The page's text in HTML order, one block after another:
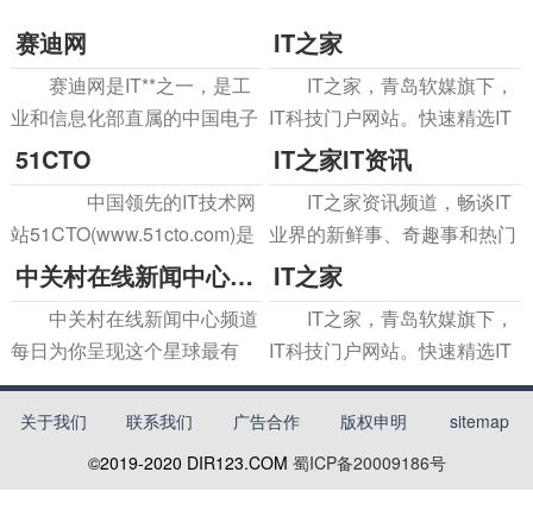
赛迪网
赛迪网是IT**之一，是工
业和信息化部直属的中国电子
信息产业发展研究院旗下具有
影响力的创新网络媒体，及时
的产业及事件报道平台。赛迪
网致力于企业级信息传播服
务，在
IT之家
IT之家，青岛软媒旗下，
IT科技门户网站。快速精选IT
新闻，实时报道科技周边，关
注苹果iOS、谷歌Android、微
软Windows Phone，紧盯
iPhone/iPad、安卓智能设
备、WP手机等数码
51CTO
中国领先的IT技术网
站51CTO(www.51cto.com)是
一个为CTO、IT技术经理、系
统工程师、网络工程师、安全
工程师、数据库工程师、网络
管理员、开发工程师、项目管
IT之家IT资讯
IT之家资讯频道，畅谈IT
业界的新鲜事、奇趣事和热门
焦点，掌控最热最新的互联网
新闻、科技新闻和IT业界动
中关村在线新闻中心频道
中关村在线新闻中心频道
每日为你呈现这个星球最有
料、最有趣的互联网产业新闻,
以及IT数码资讯。更多精彩内
IT之家
IT之家，青岛软媒旗下，
IT科技门户网站。快速精选IT
新闻，实时报道科技周边，关
注苹果iOS、谷歌Android、微
iPhone/iPad、安卓智能设
关于我们 联系我们 广告合作 版权申明
sitemap
©2019-2020 DIR123.COM 蜀ICP备20009186号